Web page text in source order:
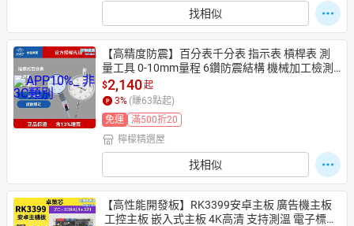
找相似
【高精度防震】百分表千分表 指示表 槓桿表 測
量工具 0-10mm量程 6鑽防震結構 機械加工檢測
工業計量儀器
$2,140起
3% (賺63點起)
免運
滿500折20
檸檬精選屋
找相似
【高性能開發板】RK3399安卓主板 廣告機主板
工控主板 嵌入式主板 4K高清 支持測溫 電子標牌